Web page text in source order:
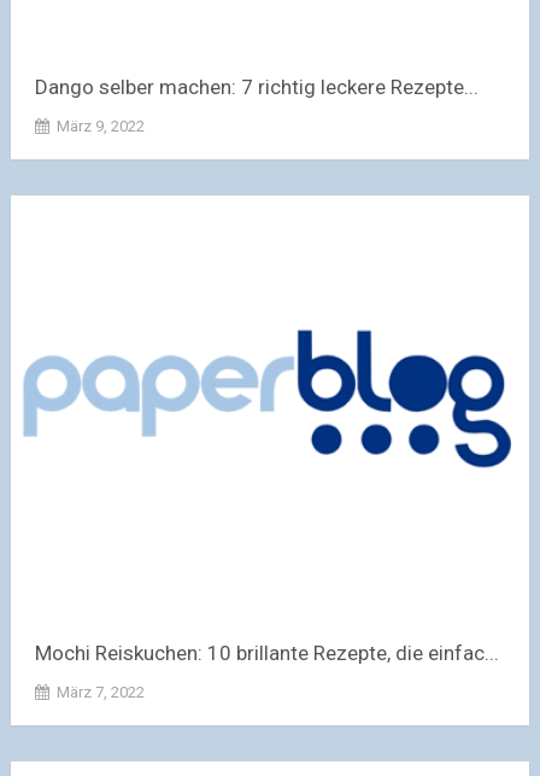
Dango selber machen: 7 richtig leckere Rezepte...
März 9, 2022
Mochi Reiskuchen: 10 brillante Rezepte, die einfac...
März 7, 2022